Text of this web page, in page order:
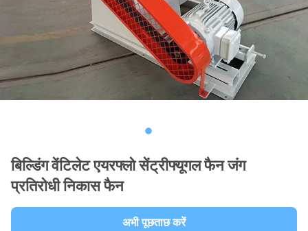
बिल्डिंग वेंटिलेट एयरफ्लो सेंट्रीफ्यूगल फैन जंग
प्रतिरोधी निकास फैन
अभी पूछताछ करें